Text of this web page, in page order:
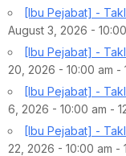
[Ibu Pejabat] -
August 3, 2026 -
[Ibu Pejabat] -
20, 2026 - 10:00 am -
[Ibu Pejabat] -
6, 2026 - 10:00 am -
[Ibu Pejabat] -
22, 2026 - 10:00 am -